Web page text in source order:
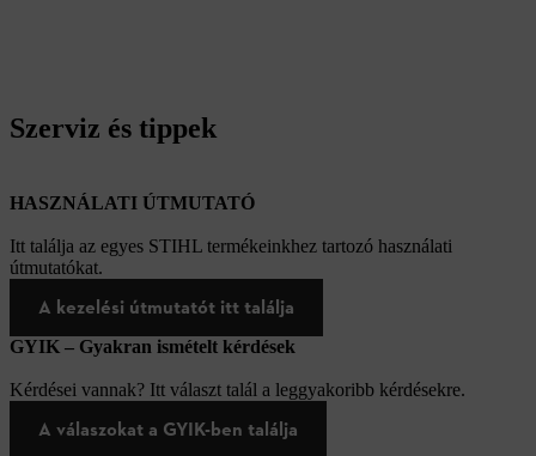
Szerviz és tippek
HASZNÁLATI ÚTMUTATÓ
Itt találja az egyes STIHL termékeinkhez tartozó használati
útmutatókat.
A kezelési útmutatót itt találja
GYIK – Gyakran ismételt kérdések
Kérdései vannak? Itt választ talál a leggyakoribb kérdésekre.
A válaszokat a GYIK-ben találja